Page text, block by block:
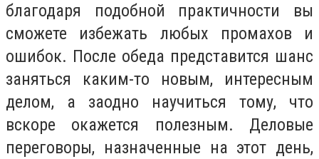
благодаря подобной практичности вы
сможете избежать любых промахов и
ошибок. После обеда представится шанс
заняться каким-то новым, интересным
делом, а заодно научиться тому, что
вскоре окажется полезным. Деловые
переговоры, назначенные на этот день,